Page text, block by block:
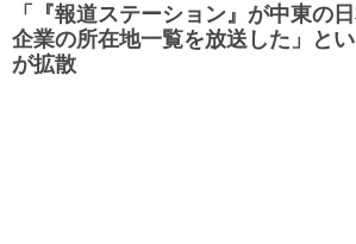
「『報道ステーション』が中東の
企業の所在地一覧を放送した」と
が拡散